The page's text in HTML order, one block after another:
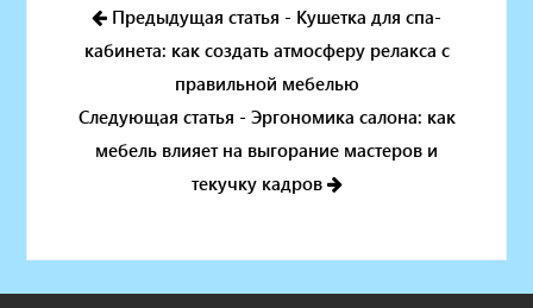
Предыдущая статья - Кушетка для спа-
кабинета: как создать атмосферу релакса с
правильной мебелью
Следующая статья - Эргономика салона: как
мебель влияет на выгорание мастеров и
текучку кадров